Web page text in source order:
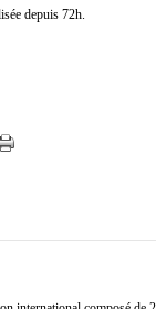
depuis 72h.